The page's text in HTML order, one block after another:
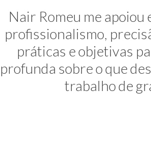
Nair Romeu me
profissionalismo,
práticas e objetivas
profunda sobre o que
trabalho de
A Nair é inesquecível!
minha transição de
uma